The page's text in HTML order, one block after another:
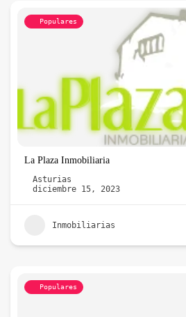
Populares
La Plaza Inmobiliaria
Asturias
diciembre 15, 2023
Inmobiliarias
Populares